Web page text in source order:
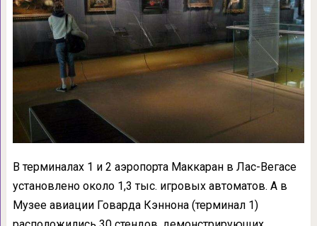
В терминалах 1 и 2 аэропорта Маккаран в Лас-Вегасе
установлено около 1,3 тыс. игровых автоматов. А в
Музее авиации Говарда Кэннона (терминал 1)